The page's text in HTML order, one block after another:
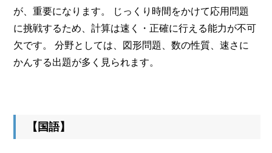
が、重要になります。 じっくり時間をかけて応用問題
に挑戦するため、計算は速く・正確に行える能力が不可
欠です。 分野としては、図形問題、数の性質、速さに
かんする出題が多く見られます。
【国語】